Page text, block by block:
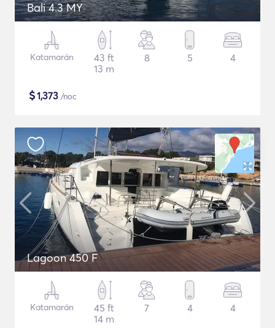
Bali 4.3 MY
Katamarán
43 ft
13 m
8 5 4
$1,373 /noc
Lagoon 450 F
Katamarán
45 ft
14 m
7 4 4